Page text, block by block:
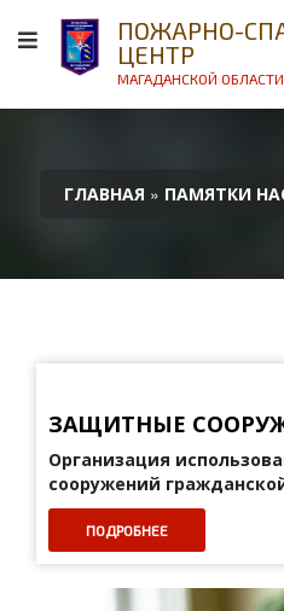
ПОЖАРНО-
ЦЕНТР
МАГАДАНСКОЙ ОБЛАСТИ
ГЛАВНАЯ » ПАМЯТКИ
ЗАЩИТНЫЕ
Организация
сооружений
ПОДРОБНЕЕ